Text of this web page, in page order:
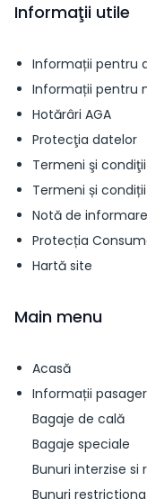
Informaţii utile
Informații pentru
Informații pentru
Hotărâri AGA
Protecţia datelor
Termeni şi
Termeni și
Notă de
Protecția
Hartă site
Main menu
Acasă
Informații
Bagaje de cală
Bagaje speciale
Bunuri interzise
Bunuri